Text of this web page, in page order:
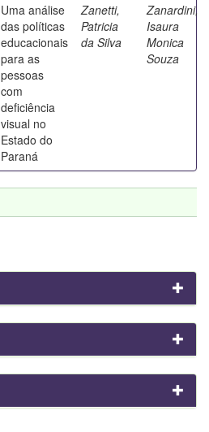
Uma análise
das políticas
educacionais
para as
pessoas
com
deficiência
visual no
Estado do
Paraná
Zanetti,
Patricia
da Silva
Zanardini,
Isaura
Monica
Souza